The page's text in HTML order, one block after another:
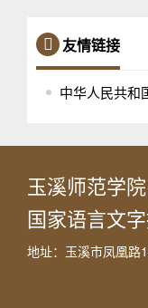
友情链接
中华人民共和
玉溪师范学院
国家语言文
地址：玉溪市凤凰路